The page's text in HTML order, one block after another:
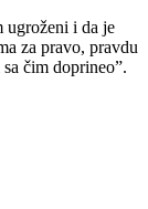
ugroženi i da je
za pravo, pravdu
čim doprineo”.